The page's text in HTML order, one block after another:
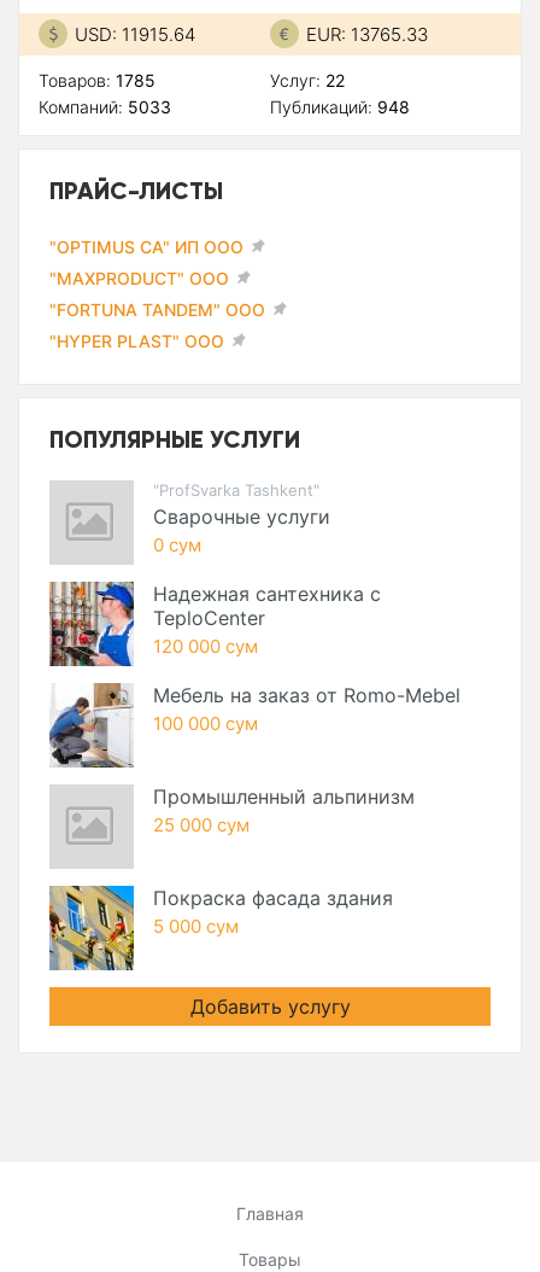
USD: 11915.64 EUR: 13765.33
Товаров: 1785
Компаний: 5033
Услуг: 22
Публикаций: 948
ПРАЙС-ЛИСТЫ
"OPTIMUS CA" ИП ООО
"MAXPRODUCT" ООО
"FORTUNA TANDEM" ООО
"HYPER PLAST" ООО
ПОПУЛЯРНЫЕ УСЛУГИ
"ProfSvarka Tashkent"
Сварочные услуги
0 сум
Надежная сантехника с
TeploCenter
120 000 сум
Мебель на заказ от Romo-Mebel
100 000 сум
Промышленный альпинизм
25 000 сум
Покраска фасада здания
5 000 сум
Добавить услугу
Главная
Товары